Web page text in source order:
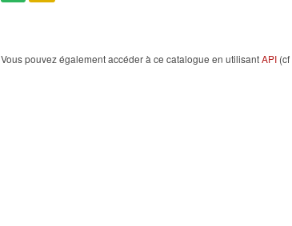
Vous pouvez également accéder à ce catalogue en utilisantAPI (cf